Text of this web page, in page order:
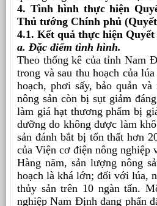
4. Tình hình thực hiện
Thủ tướng Chính phủ
4.1. Kết quả thực hiện Quyết
a. Đặc điểm tình hình.
Theo thống kê của tỉnh Nam
trong và sau thu hoạch của
hoạch, phơi sấy, bảo quản
nông sản còn bị sụt giảm
làm giá hạt thương phẩm bị
dưỡng do không được làm
sản đánh bắt bị tổn thất hơn
của Viện cơ điện nông nghiệp
Hàng năm, sản lượng nông
hoạch là khá lớn; đối với lúa,
thủy sản trên 10 ngàn tấn.
nghiệp Nam Định đang phấn